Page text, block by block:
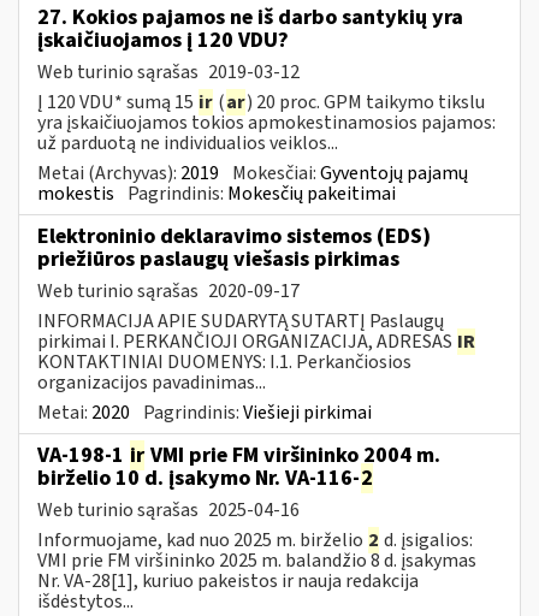
27. Kokios pajamos ne iš darbo santykių yra
įskaičiuojamos į 120 VDU?
Web turinio sąrašas 2019-03-12
Į 120 VDU* sumą 15 ir (ar) 20 proc. GPM taikymo tikslu
yra įskaičiuojamos tokios apmokestinamosios pajamos:
už parduotą ne individualios veiklos...
Metai (Archyvas): 2019 Mokesčiai:Gyventojų pajamų
mokestis Pagrindinis: Mokesčių pakeitimai
Elektroninio deklaravimo sistemos (EDS)
priežiūros paslaugų viešasis pirkimas
Web turinio sąrašas 2020-09-17
INFORMACIJA APIE SUDARYTĄ SUTARTĮ Paslaugų
pirkimai I. PERKANČIOJI ORGANIZACIJA, ADRESAS IR
KONTAKTINIAI DUOMENYS: I.1. Perkančiosios
organizacijos pavadinimas...
Metai: 2020 Pagrindinis:Viešieji pirkimai
VA-198-1 ir VMI prie FM viršininko 2004 m.
birželio 10 d. įsakymo Nr. VA-116-2
Web turinio sąrašas 2025-04-16
Informuojame, kad nuo 2025 m. birželio 2 d. įsigalios:
VMI prie FM viršininko 2025 m. balandžio 8 d. įsakymas
Nr. VA-28[1], kuriuo pakeistos ir nauja redakcija
išdėstytos...